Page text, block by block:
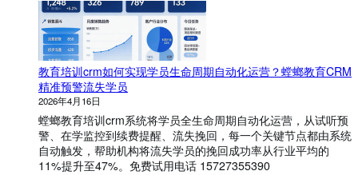
哪
些
功
能
？
教育培训crm如何实现学员生命周期自动化运营？螳螂教育CRM
精准预警流失学员
2026年4月16日
螳螂教育培训crm系统将学员全生命周期自动化运营，从试听预
警、在学监控到续费提醒、流失挽回，每一个关键节点都由系统
自动触发，帮助机构将流失学员的挽回成功率从行业平均的
11%提升至47%。免费试用电话 15727355390